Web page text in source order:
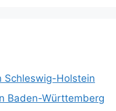
Schleswig-Holstein
Baden-Württemberg